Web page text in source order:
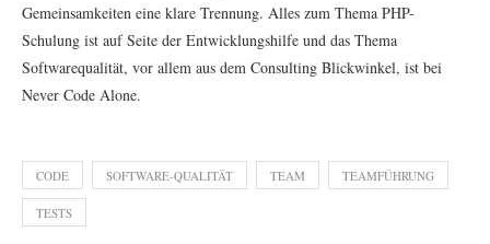
Gemeinsamkeiten eine klare Trennung. Alles zum Thema PHP-
Schulung ist auf Seite der Entwicklungshilfe und das Thema
Softwarequalität, vor allem aus dem Consulting Blickwinkel, ist bei
Never Code Alone.
CODE SOFTWARE-QUALITÄT TEAM TEAMFÜHRUNG
TESTS